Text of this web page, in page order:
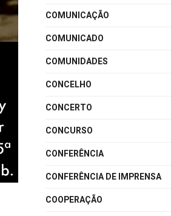
COMUNICAÇÃO
COMUNICADO
COMUNIDADES
CONCELHO
CONCERTO
CONCURSO
CONFERÊNCIA
CONFERÊNCIA DE IMPRENSA
COOPERAÇÃO